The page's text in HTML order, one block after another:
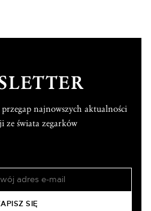
najnowszych aktualności
ze świata zegarków